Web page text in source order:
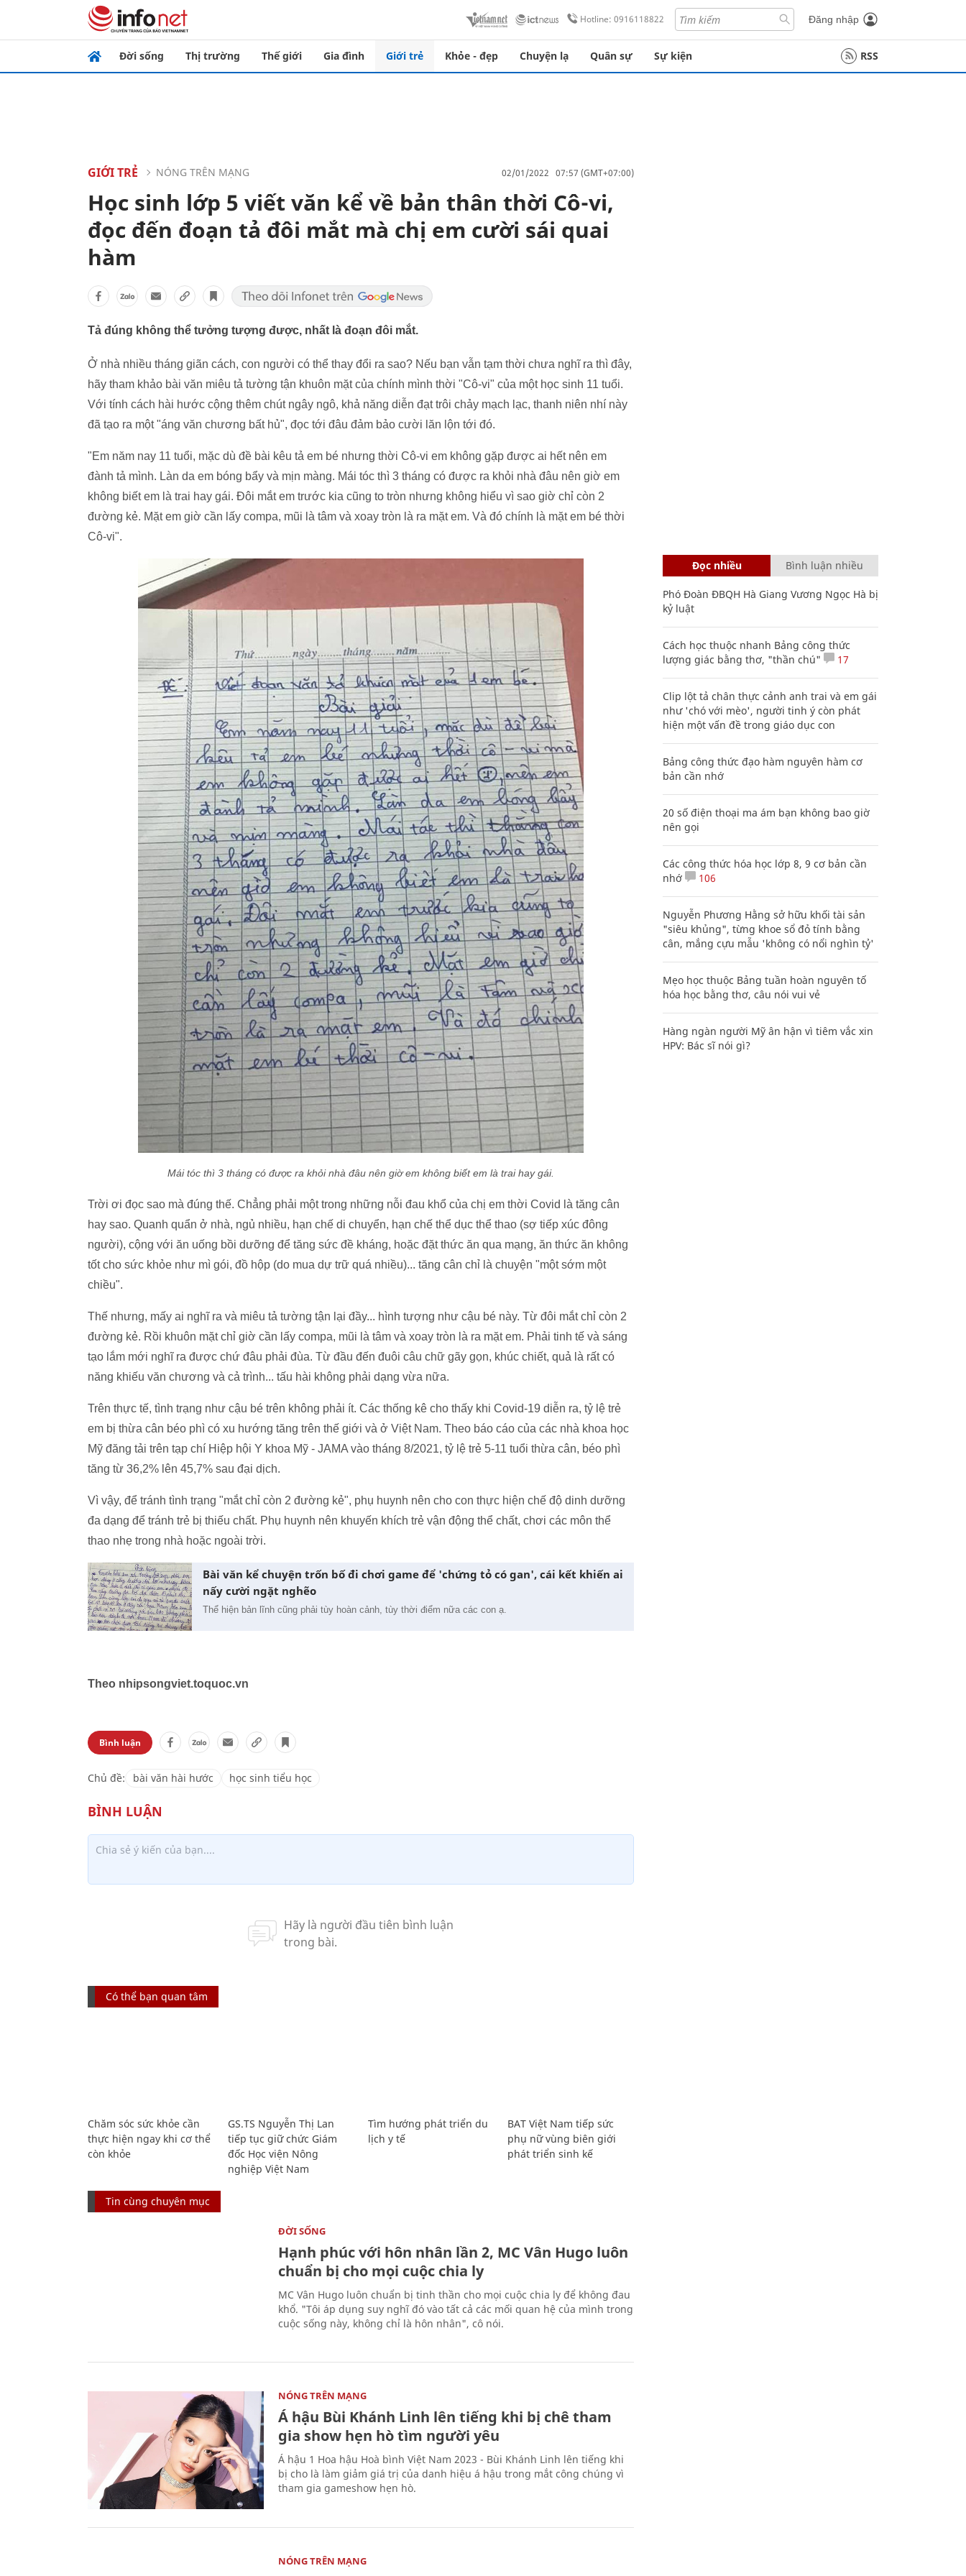
Hotline: 0916118822 Đăng nhập
Đời sống Thị trường Thế giới Gia đình Giới trẻ Khỏe - đẹp Chuyện lạ Quân sự Sự kiện RSS
GIỚI TRẺ NÓNG TRÊN MẠNG 02/01/2022 07:57 (GMT+07:00)
Học sinh lớp 5 viết văn kể về bản thân thời Cô-vi,
đọc đến đoạn tả đôi mắt mà chị em cười sái quai
hàm
Tả đúng không thể tưởng tượng được, nhất là đoạn đôi mắt.
Ở nhà nhiều tháng giãn cách, con người có thể thay đổi ra sao? Nếu bạn vẫn tạm thời chưa nghĩ ra thì đây,
hãy tham khảo bài văn miêu tả tường tận khuôn mặt của chính mình thời "Cô-vi" của một học sinh 11 tuổi.
Với tính cách hài hước cộng thêm chút ngây ngô, khả năng diễn đạt trôi chảy mạch lạc, thanh niên nhí này
đã tạo ra một "áng văn chương bất hủ", đọc tới đâu đảm bảo cười lăn lộn tới đó.
"Em năm nay 11 tuổi, mặc dù đề bài kêu tả em bé nhưng thời Cô-vi em không gặp được ai hết nên em
đành tả mình. Làn da em bóng bẩy và mịn màng. Mái tóc thì 3 tháng có được ra khỏi nhà đâu nên giờ em
không biết em là trai hay gái. Đôi mắt em trước kia cũng to tròn nhưng không hiểu vì sao giờ chỉ còn 2
đường kẻ. Mặt em giờ cần lấy compa, mũi là tâm và xoay tròn là ra mặt em. Và đó chính là mặt em bé thời
Cô-vi".
Mái tóc thì 3 tháng có được ra khỏi nhà đâu nên giờ em không biết em là trai hay gái.
Trời ơi đọc sao mà đúng thế. Chẳng phải một trong những nỗi đau khổ của chị em thời Covid là tăng cân
hay sao. Quanh quẩn ở nhà, ngủ nhiều, hạn chế di chuyển, hạn chế thể dục thể thao (sợ tiếp xúc đông
người), cộng với ăn uống bồi dưỡng để tăng sức đề kháng, hoặc đặt thức ăn qua mạng, ăn thức ăn không
tốt cho sức khỏe như mì gói, đồ hộp (do mua dự trữ quá nhiều)... tăng cân chỉ là chuyện "một sớm một
chiều".
Thế nhưng, mấy ai nghĩ ra và miêu tả tường tận lại đầy... hình tượng như cậu bé này. Từ đôi mắt chỉ còn 2
đường kẻ. Rồi khuôn mặt chỉ giờ cần lấy compa, mũi là tâm và xoay tròn là ra mặt em. Phải tinh tế và sáng
tạo lắm mới nghĩ ra được chứ đâu phải đùa. Từ đầu đến đuôi câu chữ gãy gọn, khúc chiết, quả là rất có
năng khiếu văn chương và cả trình... tấu hài không phải dạng vừa nữa.
Trên thực tế, tình trạng như cậu bé trên không phải ít. Các thống kê cho thấy khi Covid-19 diễn ra, tỷ lệ trẻ
em bị thừa cân béo phì có xu hướng tăng trên thế giới và ở Việt Nam. Theo báo cáo của các nhà khoa học
Mỹ đăng tải trên tạp chí Hiệp hội Y khoa Mỹ - JAMA vào tháng 8/2021, tỷ lệ trẻ 5-11 tuổi thừa cân, béo phì
tăng từ 36,2% lên 45,7% sau đại dịch.
Vì vậy, để tránh tình trạng "mắt chỉ còn 2 đường kẻ", phụ huynh nên cho con thực hiện chế độ dinh dưỡng
đa dạng để tránh trẻ bị thiếu chất. Phụ huynh nên khuyến khích trẻ vận động thể chất, chơi các môn thể
thao nhẹ trong nhà hoặc ngoài trời.
Bài văn kể chuyện trốn bố đi chơi game để 'chứng tỏ có gan', cái kết khiến ai
nấy cười ngặt nghẽo
Thể hiện bản lĩnh cũng phải tùy hoàn cảnh, tùy thời điểm nữa các con ạ.
Theo nhipsongviet.toquoc.vn
Bình luận
Chủ đề: bài văn hài hước học sinh tiểu học
Có thể bạn quan tâm
Chăm sóc sức khỏe cần
thực hiện ngay khi cơ thể
còn khỏe
GS.TS Nguyễn Thị Lan
tiếp tục giữ chức Giám
đốc Học viện Nông
nghiệp Việt Nam
Tìm hướng phát triển du
lịch y tế
BAT Việt Nam tiếp sức
phụ nữ vùng biên giới
phát triển sinh kế
Tin cùng chuyên mục
ĐỜI SỐNG
Hạnh phúc với hôn nhân lần 2, MC Vân Hugo luôn
chuẩn bị cho mọi cuộc chia ly
MC Vân Hugo luôn chuẩn bị tinh thần cho mọi cuộc chia ly để không đau
khổ. "Tôi áp dụng suy nghĩ đó vào tất cả các mối quan hệ của mình trong
cuộc sống này, không chỉ là hôn nhân", cô nói.
NÓNG TRÊN MẠNG
Á hậu Bùi Khánh Linh lên tiếng khi bị chê tham
gia show hẹn hò tìm người yêu
Á hậu 1 Hoa hậu Hoà bình Việt Nam 2023 - Bùi Khánh Linh lên tiếng khi
bị cho là làm giảm giá trị của danh hiệu á hậu trong mắt công chúng vì
tham gia gameshow hẹn hò.
NÓNG TRÊN MẠNG
Đọc nhiều Bình luận nhiều
Phó Đoàn ĐBQH Hà Giang Vương Ngọc Hà bị
kỷ luật
Cách học thuộc nhanh Bảng công thức
lượng giác bằng thơ, "thần chú"
17
Clip lột tả chân thực cảnh anh trai và em gái
như 'chó với mèo', người tinh ý còn phát
hiện một vấn đề trong giáo dục con
Bảng công thức đạo hàm nguyên hàm cơ
bản cần nhớ
20 số điện thoại ma ám bạn không bao giờ
nên gọi
Các công thức hóa học lớp 8, 9 cơ bản cần
nhớ
106
Nguyễn Phương Hằng sở hữu khối tài sản
"siêu khủng", từng khoe sổ đỏ tính bằng
cân, mắng cựu mẫu 'không có nổi nghìn tỷ'
Mẹo học thuộc Bảng tuần hoàn nguyên tố
hóa học bằng thơ, câu nói vui vẻ
Hàng ngàn người Mỹ ân hận vì tiêm vắc xin
HPV: Bác sĩ nói gì?